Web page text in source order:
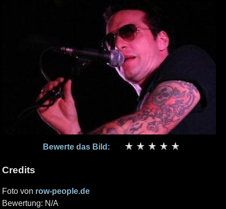
Bewerte das Bild:
Credits
Foto von row-people.de
Bewertung: N/A